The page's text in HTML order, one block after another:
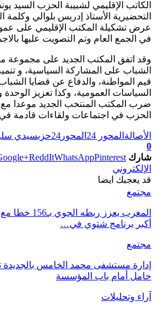
الكاتب الإقليمي لشبيبة الحزب السيد
التحضيرية الأستاذ إدريس بلوالي
عرض تشكيلة المكتب الإقليمي على
في الجمع العام وتم التصويت عليها
وقد اتفق المكتب الجديد على مجموعة
الشباب على المشاركة السياسية، و
قيم المواطنة، والدفاع عن قضايا
السياسات العمومية، وكذا تعزيز
ضرب المكتب المنتخب الجديد موعدا
الحزب في اجتماعات ولقاءات قادمة
الأصالة المحور 24 المحور24 حزبسيدي
0
شارك
ReddItWhatsAppPinterest
الإلكتروني
قد يعجبك ايضا
مجتمع
المغرب يعزز
أكبر برنامج شتوي في…
مجتمع
إدارة مستشفى محمد الخامس بالجديدة
حامل أمام باب المؤسسة
آراء وتحليلات